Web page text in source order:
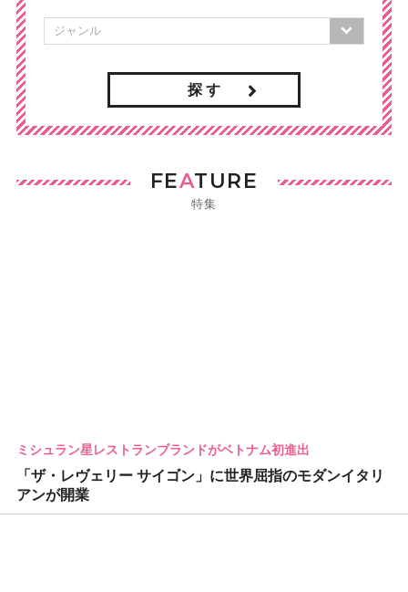
探 す
FEATURE
特集
ミシュラン星レストランブランドがベトナム初進出
「ザ・レヴェリー サイゴン」に世界屈指のモダンイタリ
アンが開業